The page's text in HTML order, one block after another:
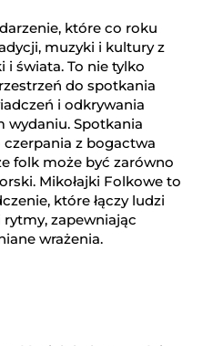
które co roku
muzyki i kultury z
i świata. To nie tylko
do spotkania
i odkrywania
wydaniu. Spotkania
z bogactwa
folk może być zarówno
Mikołajki Folkowe to
które łączy ludzi
zapewniając
wrażenia.